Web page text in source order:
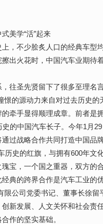
美学“活”起来
不少脍炙人口的经典车型
出火花时，中国汽车业期待
圣先贤留下了很多至理名
憬的源动力来自对过去历史的
手显得顺理成章。前者是
的中国汽车长子。今年1月
过战略合作共同打造中国品
历史的红旗，与拥有600年文
宝，一个国之重器，双方的
典的跨界合作是汽车工业的
限公司党委书记、董事长徐
新发展、人文关怀和社会责
作的坚实基础。